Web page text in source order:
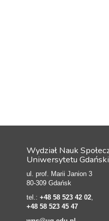
Wydział Nauk
Uniwersytetu
ul. prof. Marii Janion 3
80-309 Gdańsk
tel.: +48 58 523 42 02
+48 58 523 45 47